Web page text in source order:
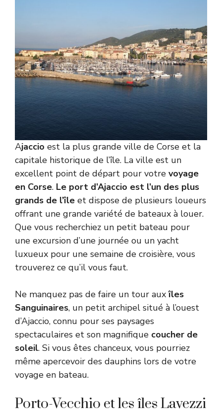
Ajaccio est la plus grande ville de Corse et la
capitale historique de l’île. La ville est un
excellent point de départ pour votre voyage
en Corse. Le port d’Ajaccio est l’un des plus
grands de l’île et dispose de plusieurs loueurs
offrant une grande variété de bateaux à louer.
Que vous recherchiez un petit bateau pour
une excursion d’une journée ou un yacht
luxueux pour une semaine de croisière, vous
trouverez ce qu’il vous faut.
Ne manquez pas de faire un tour auxîles
Sanguinaires, un petit archipel situé à l’ouest
d’Ajaccio, connu pour ses paysages
spectaculaires et son magnifique coucher de
soleil. Si vous êtes chanceux, vous pourriez
même apercevoir des dauphins lors de votre
voyage en bateau.
Porto-Vecchio et les îles Lavezzi